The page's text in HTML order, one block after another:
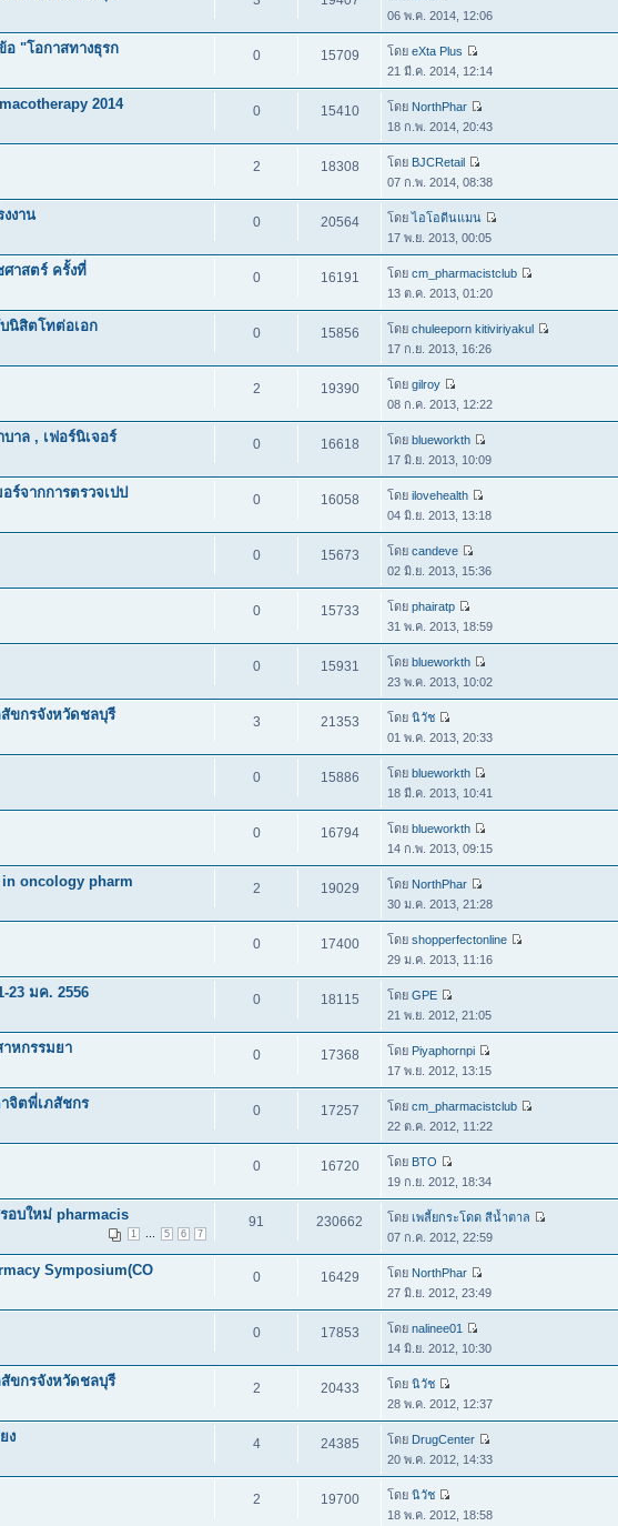
06 พ.ค. 2014, 12:06
อ "โอกาสทางธุรก 0 15709 โดยeXta Plus
21 มี.ค. 2014, 12:14
2014 0 15410 โดย NorthPhar
18 ก.พ. 2014, 20:43
2 18308 โดย BJCRetail
07 ก.พ. 2014, 08:38
งาน 0 20564 โดยไอโอดีนแมน
17 พ.ย. 2013, 00:05
ศาสตร์ ครั้งที่ 0 16191 โดยcm_pharmacistclub
13 ต.ค. 2013, 01:20
นิสิตโทต่อเอก 0 15856 โดยchuleeporn kitiviriyakul
17 ก.ย. 2013, 16:26
2 19390 โดยgilroy
08 ก.ค. 2013, 12:22
าล , เฟอร์นิเจอร์ 0 16618 โดยblueworkth
17 มิ.ย. 2013, 10:09
ร์จากการตรวจเปป 0 16058 โดยilovehealth
04 มิ.ย. 2013, 13:18
0 15673 โดยcandeve
02 มิ.ย. 2013, 15:36
0 15733 โดยphairatp
31 พ.ค. 2013, 18:59
0 15931 โดยblueworkth
23 พ.ค. 2013, 10:02
ขกรจังหวัดชลบุรี 3 21353 โดยนิวัช
01 พ.ค. 2013, 20:33
0 15886 โดยblueworkth
18 มี.ค. 2013, 10:41
0 16794 โดยblueworkth
14 ก.พ. 2013, 09:15
oncology pharm 2 19029 โดย NorthPhar
30 ม.ค. 2013, 21:28
0 17400 โดยshopperfectonline
29 ม.ค. 2013, 11:16
23 มค. 2556 0 18115 โดยGPE
21 พ.ย. 2012, 21:05
าหกรรมยา 0 17368 โดย Piyaphornpi
17 พ.ย. 2012, 13:15
จิตพี่เภสัชกร 0 17257 โดยcm_pharmacistclub
22 ต.ค. 2012, 11:22
0 16720 โดย BTO
19 ก.ย. 2012, 18:34
อบใหม่ pharmacis
1 5 6 7
91 230662 โดย เพลี้ยกระโดด สีน้ำตาล
07 ก.ค. 2012, 22:59
Symposium(CO 0 16429 โดย NorthPhar
27 มิ.ย. 2012, 23:49
0 17853 โดยnalinee01
14 มิ.ย. 2012, 10:30
ขกรจังหวัดชลบุรี 2 20433 โดยนิวัช
28 พ.ค. 2012, 12:37
ง 4 24385 โดย DrugCenter
20 พ.ค. 2012, 14:33
2 19700 โดยนิวัช
18 พ.ค. 2012, 18:58